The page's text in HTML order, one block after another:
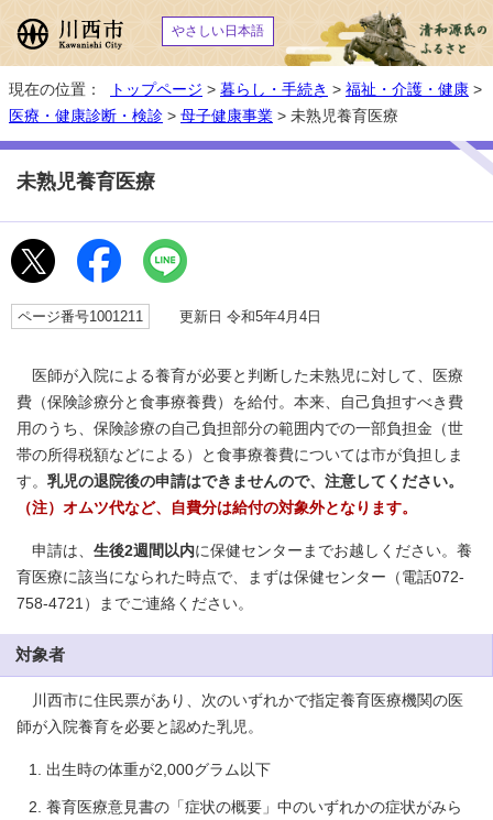
やさしい日本語
現在の位置： トップページ > 暮らし・手続き > 福祉・介護・健康 >
医療・健康診断・検診 > 母子健康事業 > 未熟児養育医療
未熟児養育医療
ページ番号1001211 更新日 令和5年4月4日
医師が入院による養育が必要と判断した未熟児に対して、医療
費（保険診療分と食事療養費）を給付。本来、自己負担すべき費
用のうち、保険診療の自己負担部分の範囲内での一部負担金（世
帯の所得税額などによる）と食事療養費については市が負担しま
す。 乳児の退院後の申請はできませんので、注意してください。
（注）オムツ代など、自費分は給付の対象外となります。
申請は、 生後2週間以内に保健センターまでお越しください。養
育医療に該当になられた時点で、まずは保健センター（電話072-
758-4721）までご連絡ください。
対象者
川西市に住民票があり、次のいずれかで指定養育医療機関の医
師が入院養育を必要と認めた乳児。
出生時の体重が2,000グラム以下
養育医療意見書の「症状の概要」中のいずれかの症状がみら